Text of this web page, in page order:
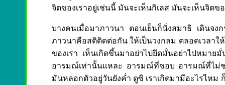
จิตของเราอยู่เช่นนี้ มันจะเห็นกิเลส มันจะเห็นจิต
บางคนเมื่อมาภาวนา ตอนเย็นก็นั่งสมาธิ เดินจง
ภาวนาคือสติติดต่อกัน ให้เป็นวงกลม ตลอดเวลา
ของเรา เห็นเกิดขึ้นมาอย่าไปยึดมั่นอย่าไปหมา
อารมณ์เท่านั้นแหละ อารมณ์ที่ชอบ อารมณ์ที่ไม่
มันหลอกตัวอยู่วันยังค่ำ ดูซิ เราเกิดมามีอะไรไหม